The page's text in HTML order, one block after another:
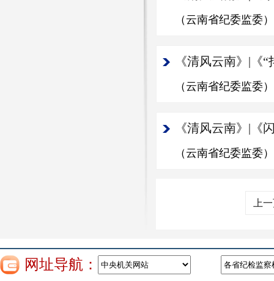
（云南省纪委监委）
《清风云南》|《
（云南省纪委监委）
《清风云南》|
（云南省纪委监委）
上
网址导航：